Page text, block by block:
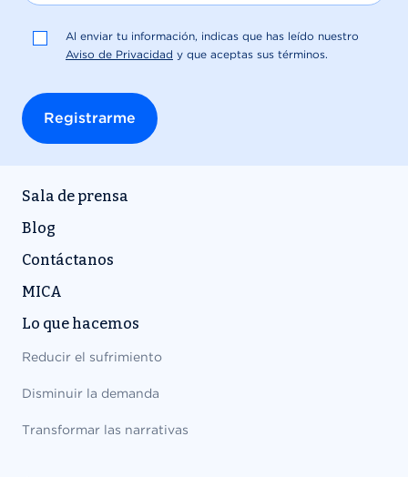
Sala de prensa
Blog
Contáctanos
MICA
Lo que hacemos
Reducir el sufrimiento
Disminuir la demanda
Transformar las narrativas